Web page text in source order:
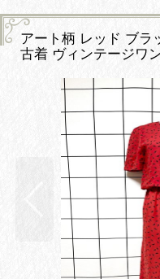
アート柄 レッド ブラ
古着 ヴィンテージワ